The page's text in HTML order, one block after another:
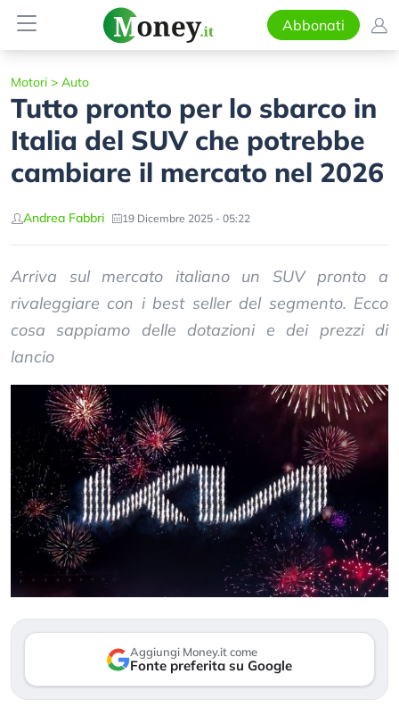
Abbonati
Motori > Auto
Tutto pronto per lo sbarco in
Italia del SUV che potrebbe
cambiare il mercato nel 2026
Andrea Fabbri 19 Dicembre 2025 - 05:22
Arriva sul mercato italiano un SUV pronto a
rivaleggiare con i best seller del segmento. Ecco
cosa sappiamo delle dotazioni e dei prezzi di
lancio
Aggiungi Money.it come
Fonte preferita su Google